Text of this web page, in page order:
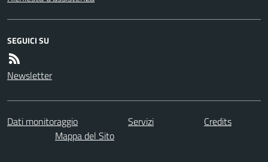
SEGUICI SU
Newsletter
Dati monitoraggio Servizi
Credits
Mappa del Sito